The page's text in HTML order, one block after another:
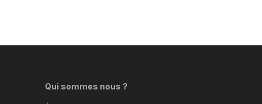
Qui sommes nous ?